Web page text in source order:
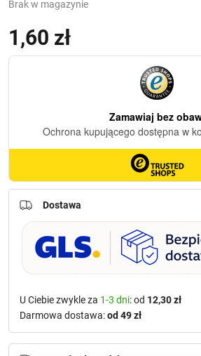
1,60 zł
Brak w magazynie
Dostawa
U Ciebie zwykle za 1-3 dni: od 12,30 zł
Darmowa dostawa:od 49 zł